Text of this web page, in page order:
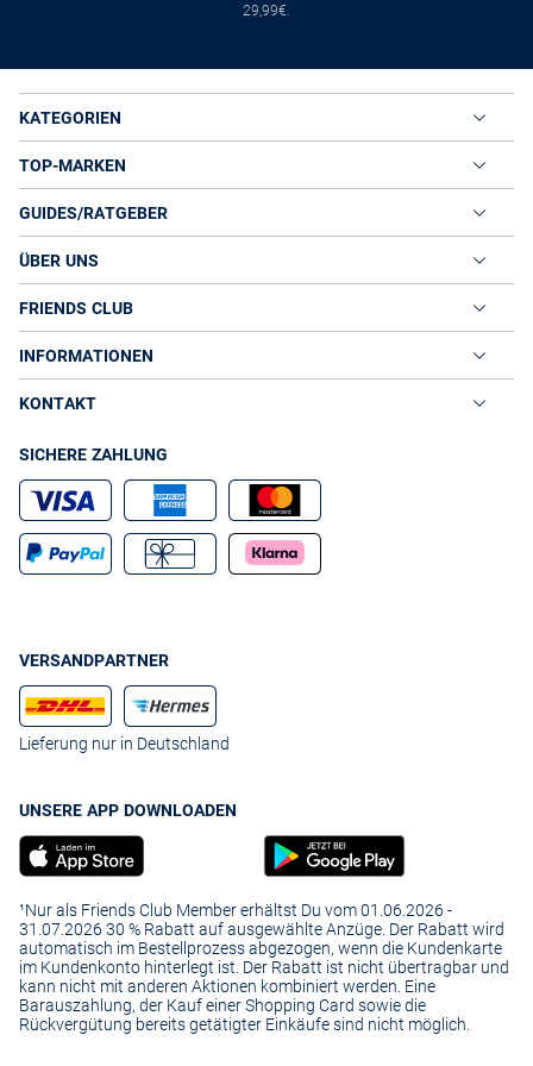
29,99€.
KATEGORIEN
TOP-MARKEN
GUIDES/RATGEBER
ÜBER UNS
FRIENDS CLUB
INFORMATIONEN
KONTAKT
SICHERE ZAHLUNG
VERSANDPARTNER
Lieferung nur in Deutschland
UNSERE APP DOWNLOADEN
¹Nur als Friends Club Member erhältst Du vom 01.06.2026 -
31.07.2026 30 % Rabatt auf ausgewählte Anzüge. Der Rabatt wird
automatisch im Bestellprozess abgezogen, wenn die Kundenkarte
im Kundenkonto hinterlegt ist. Der Rabatt ist nicht übertragbar und
kann nicht mit anderen Aktionen kombiniert werden. Eine
Barauszahlung, der Kauf einer Shopping Card sowie die
Rückvergütung bereits getätigter Einkäufe sind nicht möglich.